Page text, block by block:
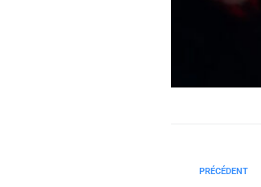
PRÉCÉDENT